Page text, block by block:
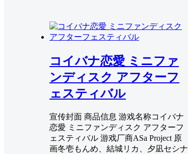
コイバナ恋愛 ミニファ
ンディスク アフターフ
ェスティバル
宣传封面 商品信息 游戏名称コイバナ
恋愛 ミニファンディスク アフターフ
ェスティバル 游戏厂商ASa Project 原
画冬壱もんめ、結城リカ、夕凪セシナ